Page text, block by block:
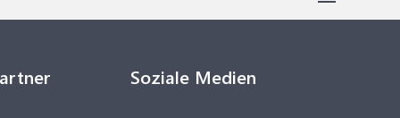
Soziale Medien